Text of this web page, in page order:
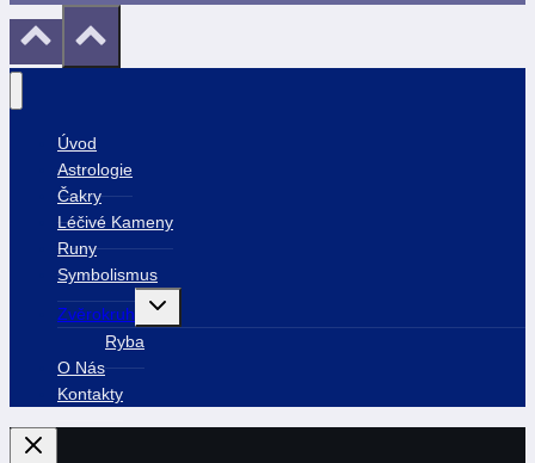
Úvod
Astrologie
Čakry
Léčivé Kameny
Runy
Symbolismus
Zvěrokruh
Toggle
Ryba
O Nás
Kontakty